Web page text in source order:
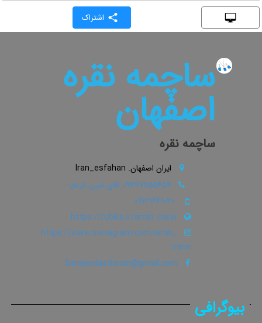
اشتراک
ساچمه نقره
اصفهان
ساچمه نقره
ایران اصفهان. Iran_esfahan
09397655454 اقای امین الرعایا
09131641030
https://rubika.ir/amin_miror
https://www.instagram.com/amin_
miror
Sanayedastiamin@gmail.com
بیوگرافی